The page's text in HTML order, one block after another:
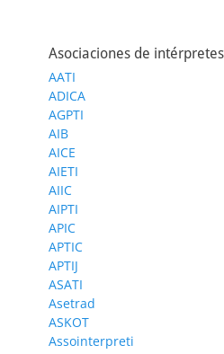
Asociaciones de intérpretes
AATI
ADICA
AGPTI
AIB
AICE
AIETI
AIIC
AIPTI
APIC
APTIC
APTIJ
ASATI
Asetrad
ASKOT
Assointerpreti